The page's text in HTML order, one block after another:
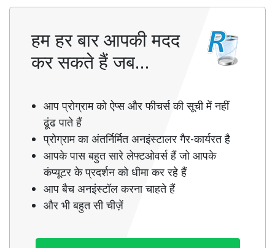
हम हर बार आपकी मदद
कर सकते हैं जब…
आप प्रोग्राम को ऐप्स और फीचर्स की सूची में नहीं
ढूंढ पाते हैं
प्रोग्राम का अंतर्निर्मित अनइंस्टालर गैर-कार्यरत है
आपके पास बहुत सारे लेफ्टओवर्स हैं जो आपके
कंप्यूटर के प्रदर्शन को धीमा कर रहे हैं
आप बैच अनइंस्टॉल करना चाहते हैं
और भी बहुत सी चीज़ें